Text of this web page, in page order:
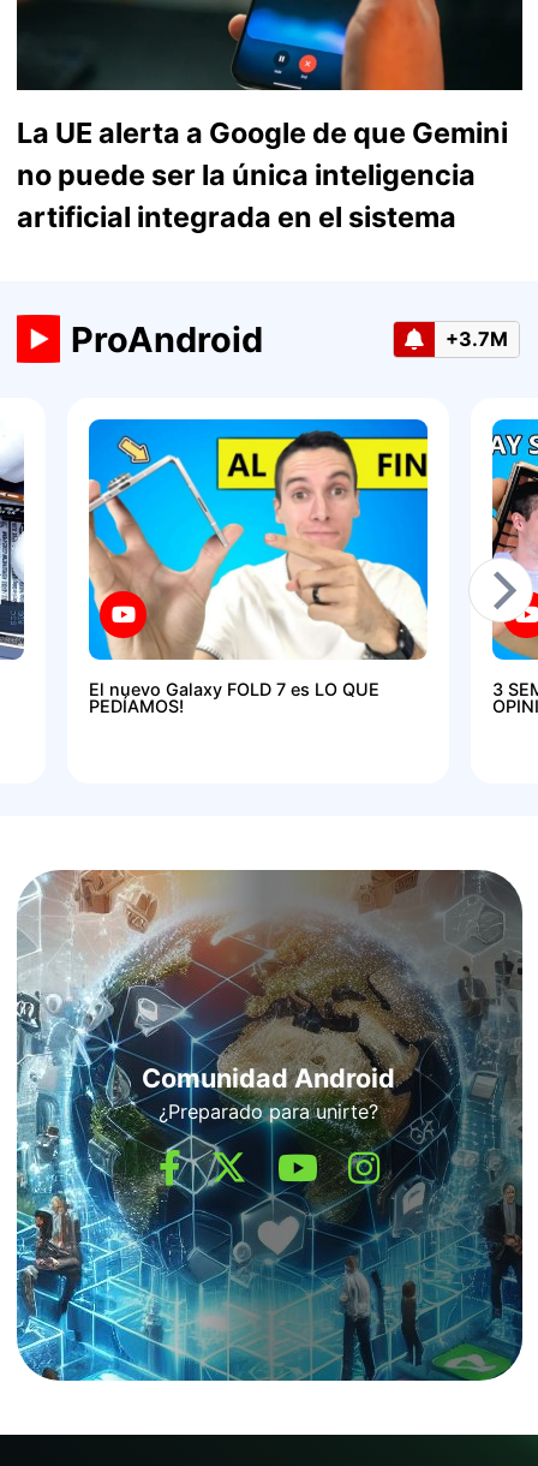
La UE alerta a Google de que Gemini
no puede ser la única inteligencia
artificial integrada en el sistema
ProAndroid +3.7M
El nuevo Galaxy FOLD 7 es LO QUE
PEDÍAMOS!
3
Comunidad Android
¿Preparado para unirte?